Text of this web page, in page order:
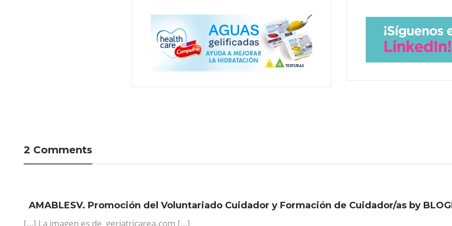
2 Comments
AMABLESV. Promoción del Voluntariado Cuidador y Formación de Cuidador/as by
[…] La imagen es de geriatricarea.com […]